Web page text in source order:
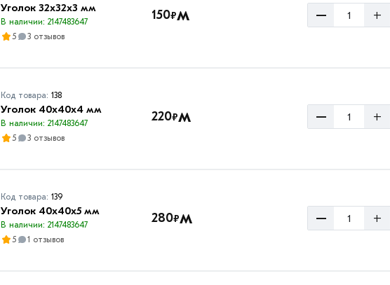
Уголок 32х32х3 мм
В наличии: 2147483647
5
3 отзывов
150₽м – +
Код товара: 138
Уголок 40х40х4 мм
В наличии: 2147483647
5
3 отзывов
220₽м – +
Код товара: 139
Уголок 40х40х5 мм
В наличии: 2147483647
5
1 отзывов
280₽м – +